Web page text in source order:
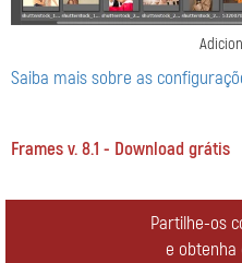
Saiba mais sobre as
Frames v. 8.1 - Download grátis
Partilhe-os
e obtenha